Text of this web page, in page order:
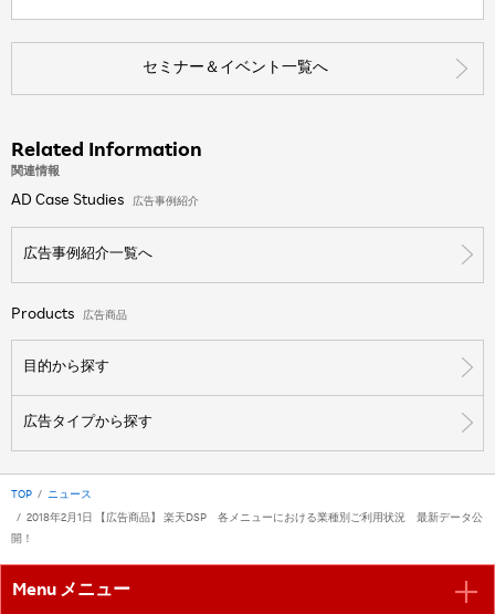
セミナー＆イベント一覧へ
Related Information
関連情報
AD Case Studies 広告事例紹介
広告事例紹介一覧へ
Products 広告商品
目的から探す
広告タイプから探す
TOP ニュース
2018年2月1日 【広告商品】 楽天DSP 各メニューにおける業種別ご利用状況 最新データ公
開！
Menu メニュー